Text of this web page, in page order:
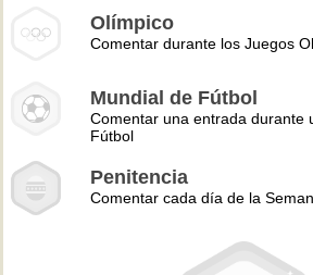
Olímpico
Comentar durante los Juegos
Mundial de Fútbol
Comentar una entrada durante
Fútbol
Penitencia
Comentar cada día de la